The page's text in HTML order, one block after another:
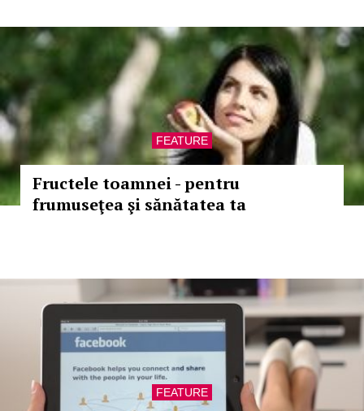
FEATURE
Fructele toamnei - pentru
frumuseţea şi sănătatea ta
FEATURE